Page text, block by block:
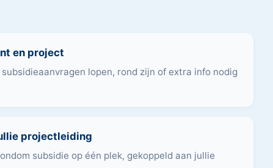
en project
lopen, rond zijn of extra info nodig
projectleiding
subsidie op één plek, gekoppeld aan jullie